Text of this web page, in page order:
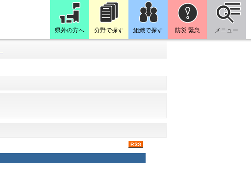
県外の方へ 分野で探す 組織で探す 防災 緊急 メニュー